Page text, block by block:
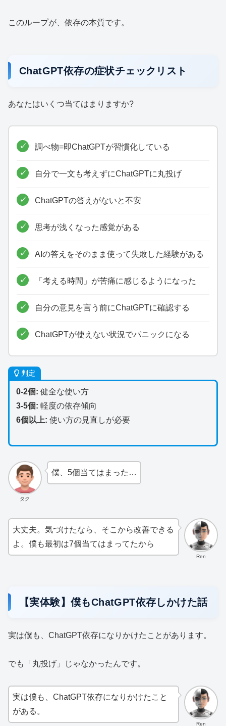
このループが、依存の本質です。
ChatGPT依存の症状チェックリスト
あなたはいくつ当てはまりますか?
調べ物=即ChatGPTが習慣化している
自分で一文も考えずにChatGPTに丸投げ
ChatGPTの答えがないと不安
思考が浅くなった感覚がある
AIの答えをそのまま使って失敗した経験がある
「考える時間」が苦痛に感じるようになった
自分の意見を言う前にChatGPTに確認する
ChatGPTが使えない状況でパニックになる
判定
0-2個: 健全な使い方
3-5個: 軽度の依存傾向
6個以上: 使い方の見直しが必要
タク
僕、5個当てはまった…
Ren
大丈夫。気づけたなら、そこから改善できる
よ。僕も最初は7個当てはまってたから
【実体験】僕もChatGPT依存しかけた話
実は僕も、ChatGPT依存になりかけたことがあります。
でも「丸投げ」じゃなかったんです。
Ren
実は僕も、ChatGPT依存になりかけたこと
がある。